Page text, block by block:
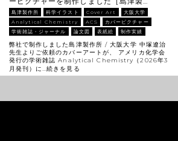
島津製作所 科学イラスト Cover Art
大阪大学
Analytical Chemistry
ACS
カバーピクチャー
学術雑誌・ジャーナル
論文図 表紙絵 制作実績
弊社で制作しました島津製作所 / 大阪大学 中塚遼治
先生よりご依頼のカバーアートが、 アメリカ化学会
発行の学術雑誌 Analytical Chemistry（2026年3
月発刊）に…続きを見る